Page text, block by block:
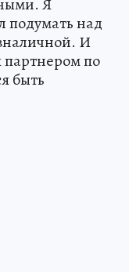
подумать над
И
партнером по
быть